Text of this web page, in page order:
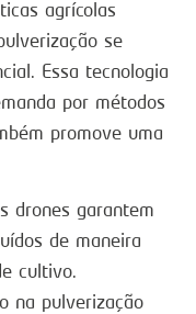
agrícolas
se
Essa tecnologia
por métodos
promove uma
drones garantem
de maneira
cultivo.
na pulverização